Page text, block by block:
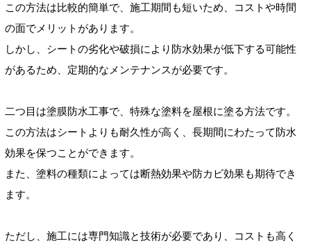
この方法は比較的簡単で、施工期間も短いため、コストや時間
の面でメリットがあります。
しかし、シートの劣化や破損により防水効果が低下する可能性
があるため、定期的なメンテナンスが必要です。
二つ目は塗膜防水工事で、特殊な塗料を屋根に塗る方法です。
この方法はシートよりも耐久性が高く、長期間にわたって防水
効果を保つことができます。
また、塗料の種類によっては断熱効果や防カビ効果も期待でき
ます。
ただし、施工には専門知識と技術が必要であり、コストも高く